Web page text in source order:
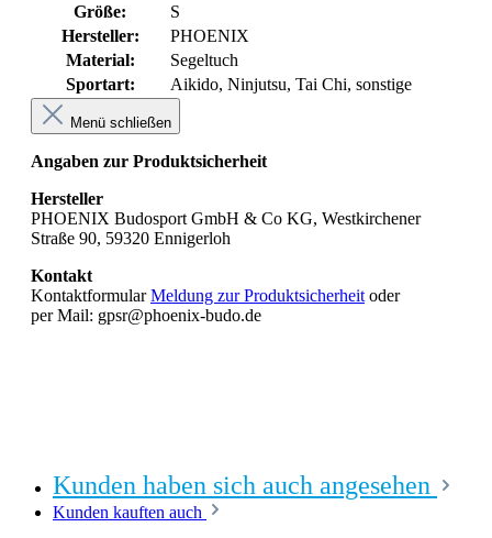
Größe:
S
Hersteller:
PHOENIX
Material:
Segeltuch
Sportart:
Aikido, Ninjutsu, Tai Chi, sonstige
Menü schließen
Angaben zur Produktsicherheit
Hersteller
PHOENIX Budosport GmbH & Co KG, Westkirchener
Straße 90, 59320 Ennigerloh
Kontakt
KontaktformularMeldung zur Produktsicherheit oder
per Mail: gpsr@phoenix-budo.de
Kunden haben sich auch angesehen
Kunden kauften auch